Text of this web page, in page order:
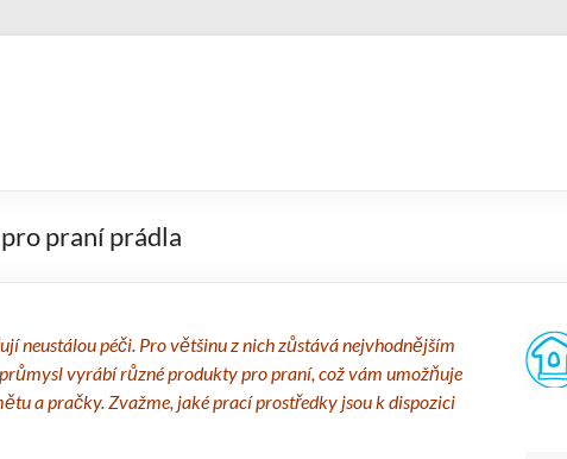
praní prádla
neustálou péči. Pro většinu z nich zůstává nejvhodnějším
vyrábí různé produkty pro praní, což vám umožňuje
a pračky. Zvažme, jaké prací prostředky jsou k dispozici